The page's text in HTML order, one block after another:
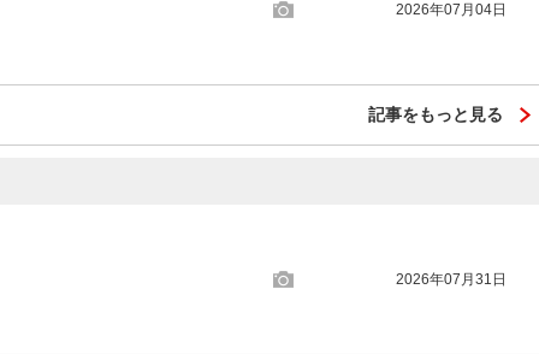
2026年07月04日
記事をもっと見る
2026年07月31日